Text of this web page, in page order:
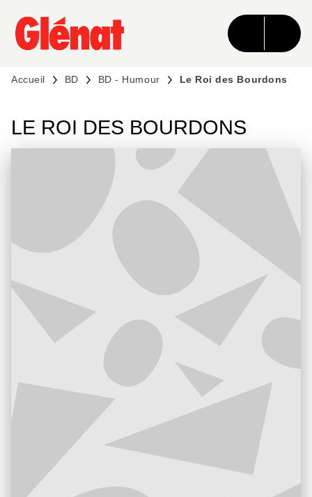
MENU RECHERCHE CONTENU
PIED DE PAGE
Accueil BD BD - Humour Le Roi des Bourdons
LE ROI DES BOURDONS